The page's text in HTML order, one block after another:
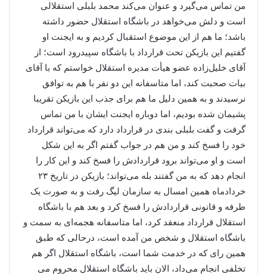
من تماس می‌گیرد و عنوان می‌کند محمد بلبلی استقلالی
است و دلش می‌خواهد در باشگاه استقلال حضور داشته
باشد؛ ما هم از این موضوع استقبال کردیم و به ایجنت او
گفتیم این بازیکن تحت قرارداد با باشگاه سپیدرود است؛ از
آقای خلیل‌زاده عضو هیأت مدیره استقلال خواستم که با آقای
بیات صحبت کند، اما متاسفانه این دو نفر با هم به توافق
نرسیدند و به همین دلیل ما هم برای جذب این بازیکن تقریبا
پشیمان شده بودیم، اما دوباره ایجنت ایشان با من تماس
گرفت و گفت بلبلی بندی در قرارداد دارد که می‌تواند قرارداد
خود را فسخ کند و من هم در جواب گفتم اگر به این شکل
است و او می‌تواند برود قراردادش را فسخ کند و این کار را
انجام دهد که به من گفتند بله می‌تواند؛ بازیکن در تاریخ ۲۳
خردادماه همین امسال به سازمان لیگ رفت و به صورت یک
طرفه و قانونی قراردادش را فسخ کرد و بعد هم با باشگاه
استقلال قرارداد منعقد کرد، اما متاسفانه هجمه‌ای به سمت و
باشگاه استقلال و شخص من آمده است، درحالی که طبق
همین رای که در خدمت شما است، باشگاه استقلال اگر هم
تخلفی انجام می‌داد، الان باید باشگاه استقلال محروم می